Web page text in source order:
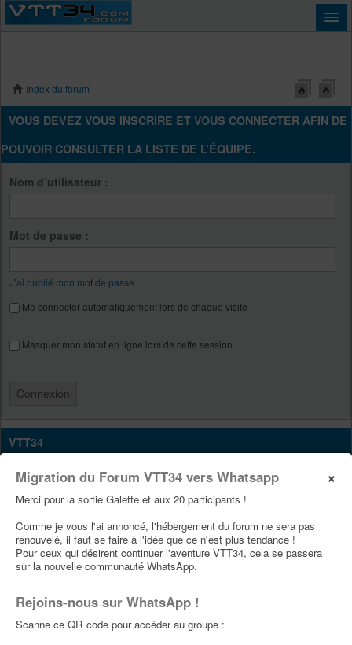
×
Migration du Forum VTT34 vers Whatsapp
Merci pour la sortie Galette et aux 20 participants !
Comme je vous l'ai annoncé, l'hébergement du forum ne sera pas
renouvelé, il faut se faire à l'idée que ce n'est plus tendance !
Pour ceux qui désirent continuer l'aventure VTT34, cela se passera
sur la nouvelle communauté WhatsApp.
Rejoins-nous sur WhatsApp !
Scanne ce QR code pour accéder au groupe :
Index du forum
VOUS DEVEZ VOUS INSCRIRE ET VOUS CONNECTER AFIN DE
POUVOIR CONSULTER LA LISTE DE L’ÉQUIPE.
Nom d’utilisateur :
Mot de passe :
J’ai oublié mon mot de passe
Me connecter automatiquement lors de chaque visite
Masquer mon statut en ligne lors de cette session
VTT34
Site Vtt34
Page Facebook Vtt34
PUBLICITÉS